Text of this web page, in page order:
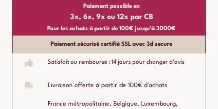
Paiement possible en
3x, 6x, 9x ou 12x par CB
Pour les achats à partir de 100€ jusqu'à 3000€
Paiement sécurisé certifié SSL avec 3d secure
Satisfait ou remboursé : 14 jours pour changer d'avis
Livraison offerte à partir de 100€ d'achats
France métropolitaine, Belgique, Luxembourg,